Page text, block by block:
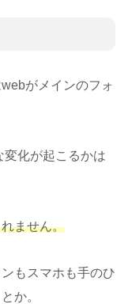
がメインのフォ
変化が起こるかは
ません。
もスマホも手のひ
か。